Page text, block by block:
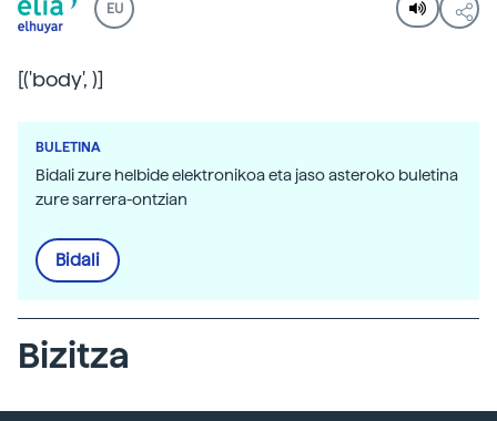
EU
[('body', )]
BULETINA
Bidali zure helbide elektronikoa eta jaso asteroko buletina
zure sarrera-ontzian
Bidali
Bizitza